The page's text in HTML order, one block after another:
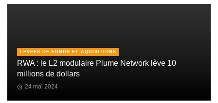
LEVÉES DE FONDS ET AQUISITIONS
RWA : le L2 modulaire Plume Network lève 10
millions de dollars
24 mai 2024